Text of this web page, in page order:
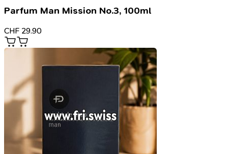
Parfum Man Mission No.3, 100ml
CHF 29.90